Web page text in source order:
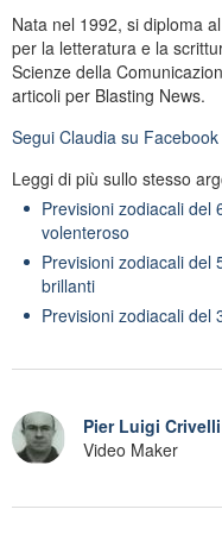
Nata nel 1992, si diploma
per la letteratura e la
Scienze della
articoli per Blasting News.
Segui Claudia su Facebook
Leggi di più sullo stesso
Previsioni zodiacali del
volenteroso
Previsioni zodiacali del
brillanti
Previsioni zodiacali del
Pier Luigi Crivelli
Video Maker